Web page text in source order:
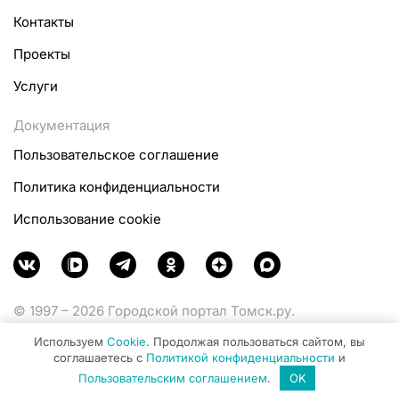
Контакты
Проекты
Услуги
Документация
Пользовательское соглашение
Политика конфиденциальности
Использование cookie
© 1997 – 2026 Городской портал Томск.ру.
Министерства цифрового развития, связи и массовых
коммуникаций Российской Федерации.
Используем Cookie. Продолжая пользоваться сайтом, вы
соглашаетесь с Политикой конфиденциальности и
Пользовательским соглашением. OK